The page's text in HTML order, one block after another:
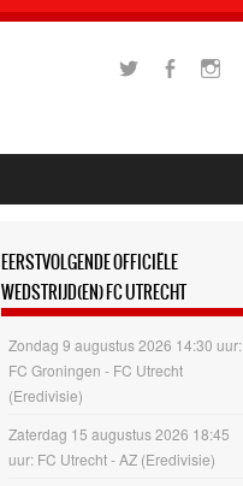
EERSTVOLGENDE OFFICIËLE
WEDSTRIJD(EN) FC UTRECHT
Zondag 9 augustus 2026 14:30 uur:
FC Groningen - FC Utrecht
(Eredivisie)
Zaterdag 15 augustus 2026 18:45
uur: FC Utrecht - AZ (Eredivisie)